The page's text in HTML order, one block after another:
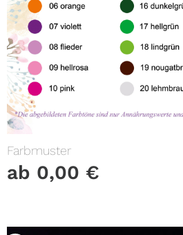
Farbmuster
ab 0,00 €